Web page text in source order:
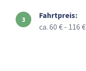
Fahrtpreis:
ca. 60 € - 116 €